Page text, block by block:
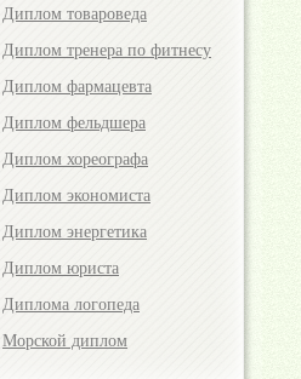
Диплом товароведа
Диплом тренера по фитнесу
Диплом фармацевта
Диплом фельдшера
Диплом хореографа
Диплом экономиста
Диплом энергетика
Диплом юриста
Диплома логопеда
Морской диплом